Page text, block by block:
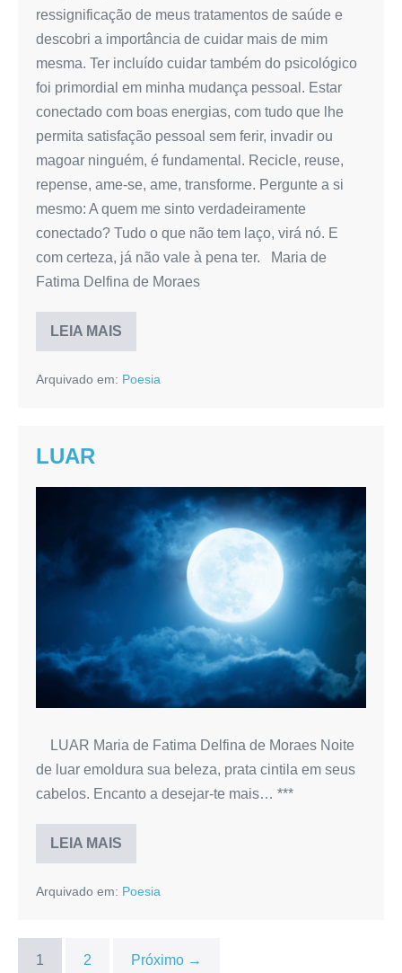
ressignificação de meus tratamentos de saúde e
descobri a importância de cuidar mais de mim
mesma. Ter incluído cuidar também do psicológico
foi primordial em minha mudança pessoal. Estar
conectado com boas energias, com tudo que lhe
permita satisfação pessoal sem ferir, invadir ou
magoar ninguém, é fundamental. Recicle, reuse,
repense, ame-se, ame, transforme. Pergunte a si
mesmo: A quem me sinto verdadeiramente
conectado? Tudo o que não tem laço, virá nó. E
com certeza, já não vale à pena ter. Maria de
Fatima Delfina de Moraes
LEIA MAIS
A
QUEM
CONECTADO?
Arquivado em: Poesia
LUAR
LUAR Maria de Fatima Delfina de Moraes Noite
de luar emoldura sua beleza, prata cintila em seus
cabelos. Encanto a desejar-te mais… ***
LEIA MAIS
LUAR
Arquivado em: Poesia
1 2 Próximo →